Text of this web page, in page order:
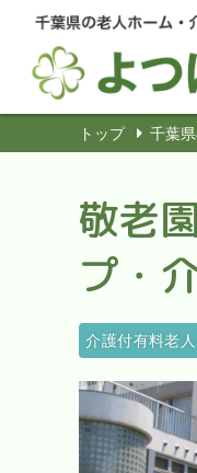
トップ 千葉
敬老
プ・
介護付有料老